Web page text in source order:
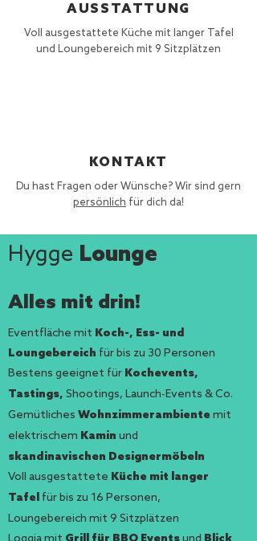
AUSSTATTUNG
Voll ausgestattete Küche mit langer Tafel
und Loungebereich mit 9 Sitzplätzen
KONTAKT
Du hast Fragen oder Wünsche? Wir sind gern
persönlich für dich da!
Hygge Lounge
Alles mit drin!
Eventfläche mit Koch-, Ess- und
Loungebereich für bis zu 30 Personen
Bestens geeignet für Kochevents,
Tastings, Shootings, Launch-Events & Co.
Gemütliches Wohnzimmerambiente mit
elektrischem Kamin und
skandinavischen Designermöbeln
Voll ausgestattete Küche mit langer
Tafel für bis zu 16 Personen,
Loungebereich mit 9 Sitzplätzen
Loggia mit Grill für BBQ Eventsund Blick